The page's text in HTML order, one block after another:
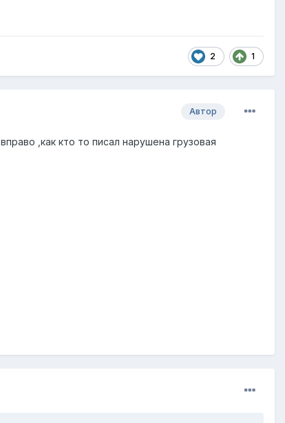
2 1
Автор
,как кто то писал нарушена грузовая